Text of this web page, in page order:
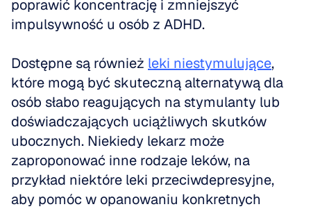
poprawić koncentrację i zmniejszyć
impulsywność u osób z ADHD.
Dostępne są również leki niestymulujące,
które mogą być skuteczną alternatywą dla
osób słabo reagujących na stymulanty lub
doświadczających uciążliwych skutków
ubocznych. Niekiedy lekarz może
zaproponować inne rodzaje leków, na
przykład niektóre leki przeciwdepresyjne,
aby pomóc w opanowaniu konkretnych